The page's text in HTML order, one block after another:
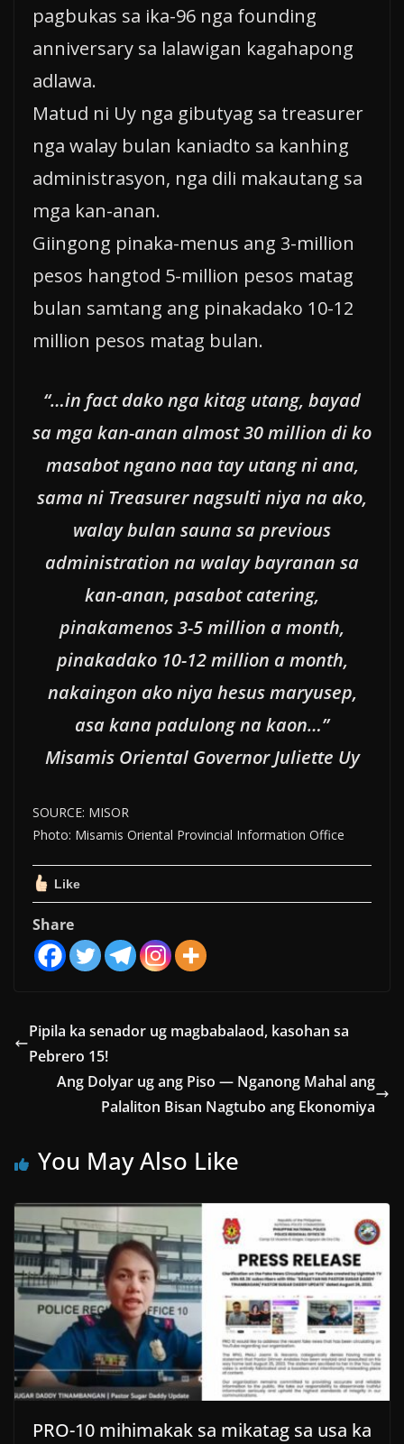
pagbukas sa ika-96 nga founding
anniversary sa lalawigan kagahapong
adlawa.
Matud ni Uy nga gibutyag sa treasurer
nga walay bulan kaniadto sa kanhing
administrasyon, nga dili makautang sa
mga kan-anan.
Giingong pinaka-menus ang 3-million
pesos hangtod 5-million pesos matag
bulan samtang ang pinakadako 10-12
million pesos matag bulan.
“…in fact dako nga kitag utang, bayad
sa mga kan-anan almost 30 million di ko
masabot ngano naa tay utang ni ana,
sama ni Treasurer nagsulti niya na ako,
walay bulan sauna sa previous
administration na walay bayranan sa
kan-anan, pasabot catering,
pinakamenos 3-5 million a month,
pinakadako 10-12 million a month,
nakaingon ako niya hesus maryusep,
asa kana padulong na kaon…”
Misamis Oriental Governor Juliette Uy
SOURCE: MISOR
Photo: Misamis Oriental Provincial Information Office
Like
Share
Pipila ka senador ug magbabalaod, kasohan sa
Pebrero 15!
Ang Dolyar ug ang Piso — Nganong Mahal ang
Palaliton Bisan Nagtubo ang Ekonomiya
You May Also Like
PRO-10 mihimakak sa mikatag sa usa ka